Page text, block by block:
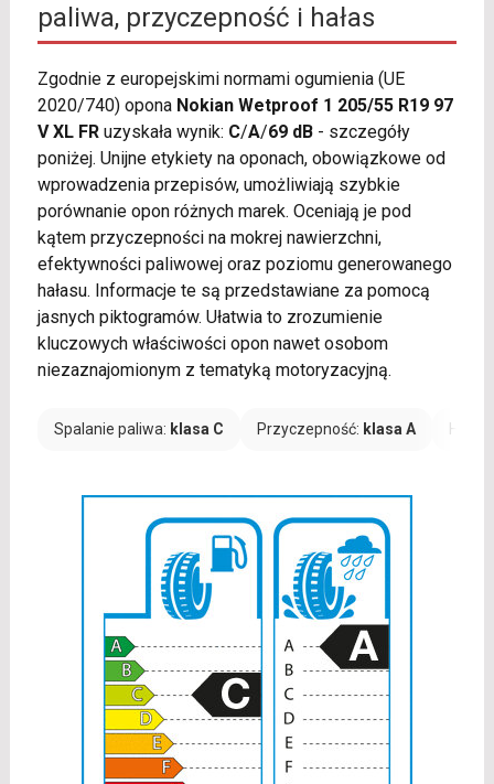
paliwa, przyczepność i hałas
Zgodnie z europejskimi normami ogumienia (UE
2020/740) opona Nokian Wetproof 1 205/55 R19 97
V XL FRuzyskała wynik: C/A/69 dB- szczegóły
poniżej. Unijne etykiety na oponach, obowiązkowe od
wprowadzenia przepisów, umożliwiają szybkie
porównanie opon różnych marek. Oceniają je pod
kątem przyczepności na mokrej nawierzchni,
efektywności paliwowej oraz poziomu generowanego
hałasu. Informacje te są przedstawiane za pomocą
jasnych piktogramów. Ułatwia to zrozumienie
kluczowych właściwości opon nawet osobom
niezaznajomionym z tematyką motoryzacyjną.
Spalanie paliwa: klasa C Przyczepność: klasa A